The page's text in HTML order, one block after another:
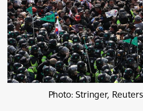
Photo: Stringer,